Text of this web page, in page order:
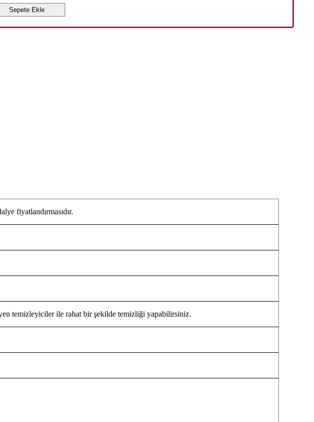
Sepete Ekle
fiyatlandırmasıdır.
temizleyiciler ile rahat bir şekilde temizliği yapabilirsiniz.